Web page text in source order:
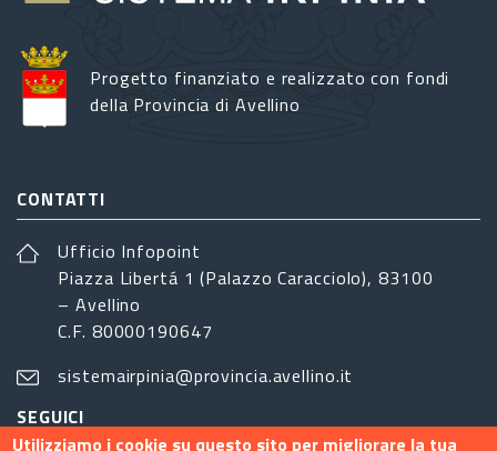
Progetto finanziato e realizzato con fondi
della Provincia di Avellino
CONTATTI
Ufficio Infopoint
Piazza Libertá 1 (Palazzo Caracciolo), 83100
– Avellino
C.F. 80000190647
sistemairpinia@provincia.avellino.it
SEGUICI
Utilizziamo i cookie su questo sito per migliorare la tua